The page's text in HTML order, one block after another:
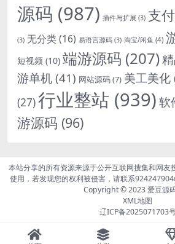
源码 (987) 插件与扩展 (3) 支
(3) 无分类(16) 易语言源码 (3) 淘宝/闲鱼 (4)
短视频 (10) 端游源码 (207)
游单机 (41) 网站源码(7) 美工美化
(27)行业整站 (939)软
游源码 (96)
本站分享的所有资源来源于公开互联网搜集和网友
使用，若发现您的权利被侵害，请联系
Copyright © 2023爱豆源
XML地图
辽ICP备2025071703